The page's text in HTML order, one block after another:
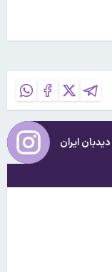
دیدبان ایران